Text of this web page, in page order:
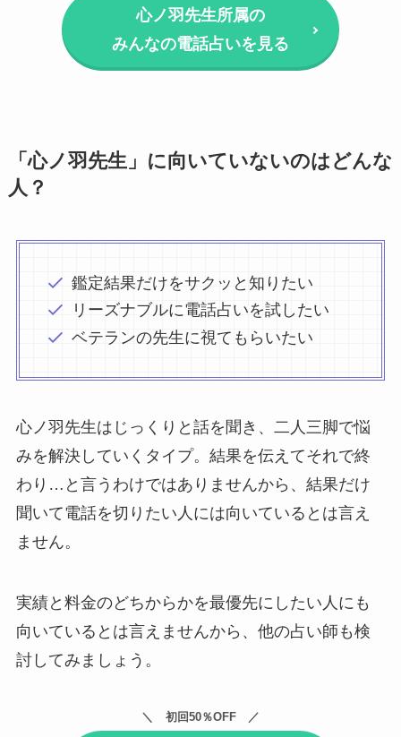
心ノ羽先生所属の
みんなの電話占いを見る
「心ノ羽先生」に向いていないのはどんな
人？
鑑定結果だけをサクッと知りたい
リーズナブルに電話占いを試したい
ベテランの先生に視てもらいたい
心ノ羽先生はじっくりと話を聞き、二人三脚で悩
みを解決していくタイプ。結果を伝えてそれで終
わり…と言うわけではありませんから、結果だけ
聞いて電話を切りたい人には向いているとは言え
ません。
実績と料金のどちからかを最優先にしたい人にも
向いているとは言えませんから、他の占い師も検
討してみましょう。
初回50％OFF